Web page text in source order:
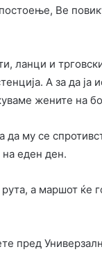
Ве
ланци и
А за да
жените на
му се
еден ден.
а маршот ќе
пред